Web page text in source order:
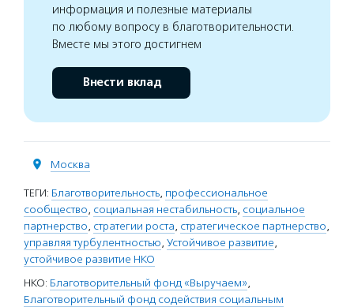
информация и полезные материалы
по любому вопросу в благотворительности.
Вместе мы этого достигнем
Внести вклад
Москва
ТЕГИ: Благотворительность, профессиональное
сообщество, социальная нестабильность, социальное
партнерство, стратегии роста, стратегическое партнерство,
управляя турбулентностью, Устойчивое развитие,
устойчивое развитие НКО
НКО: Благотворительный фонд «Выручаем»,
Благотворительный фонд содействия социальным